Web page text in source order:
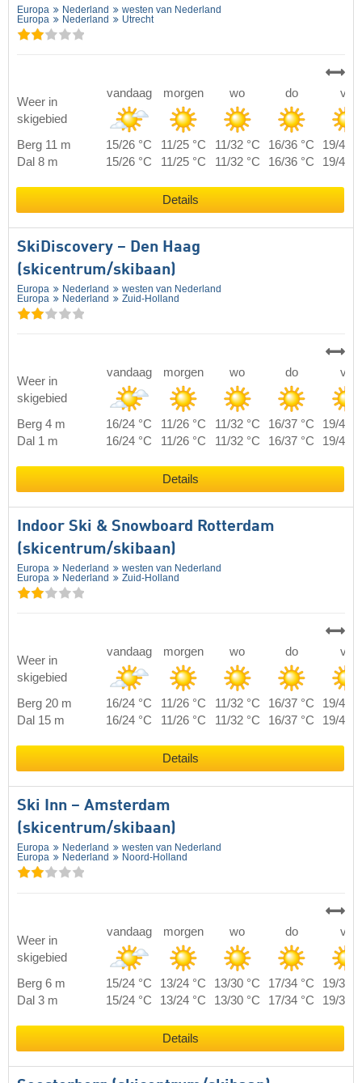
Europa Nederland
westen van Nederland
Europa
Nederland Utrecht
Weer in
skigebied
vandaag morgen wo do vr
Berg 11 m 15/26 °C 11/25 °C 11/32 °C 16/36 °C
19/40
Dal 8 m
15/26 °C 11/25 °C 11/32 °C 16/36 °C 19/40
Details
SkiDiscovery – Den Haag
(skicentrum/skibaan)
Europa Nederland
westen van Nederland
Europa
Nederland Zuid-Holland
Weer in
skigebied
vandaag morgen wo do vr
Berg 4 m 16/24 °C 11/26 °C 11/32 °C 16/37 °C
19/40
Dal 1 m
16/24 °C 11/26 °C 11/32 °C 16/37 °C 19/40
Details
Indoor Ski & Snowboard Rotterdam
(skicentrum/skibaan)
Europa Nederland
westen van Nederland
Europa
Nederland Zuid-Holland
Weer in
skigebied
vandaag morgen wo do vr
Berg 20 m 16/24 °C 11/26 °C 11/32 °C 16/37 °C
19/40
Dal 15 m
16/24 °C 11/26 °C 11/32 °C 16/37 °C 19/40
Details
Ski Inn – Amsterdam
(skicentrum/skibaan)
Europa Nederland
westen van Nederland
Europa
Nederland Noord-Holland
Weer in
skigebied
vandaag morgen wo do vr
Berg 6 m 15/24 °C 13/24 °C 13/30 °C 17/34 °C
19/37
Dal 3 m
15/24 °C 13/24 °C 13/30 °C 17/34 °C 19/37
Details